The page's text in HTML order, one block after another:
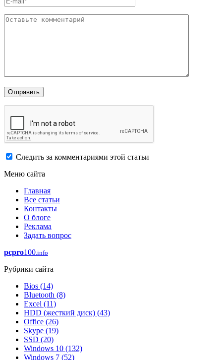
Следить за комментариями этой статьи
Меню сайта
Главная
Все статьи
Контакты
О блоге
Реклама
Задать вопрос
pcpro100.info
Рубрики сайта
Bios (14)
Bluetooth (8)
Excel (11)
HDD (жесткий диск) (43)
Office (26)
Skype (19)
SSD (20)
Windows 10 (132)
Windows 7 (52)